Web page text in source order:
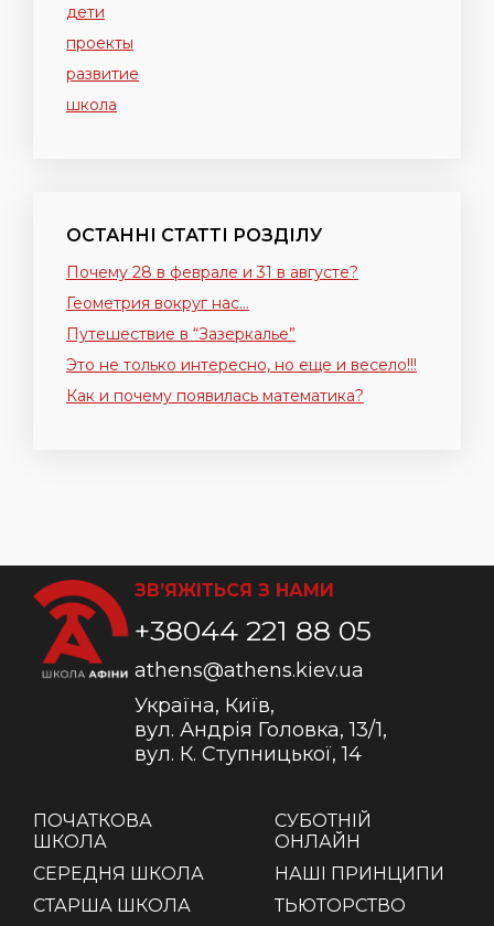
дети
проекты
развитие
школа
ОСТАННІ СТАТТІ РОЗДІЛУ
Почему 28 в феврале и 31 в августе?
Геометрия вокруг нас…
Путешествие в “Зазеркалье”
Это не только интересно, но еще и весело!!!
Как и почему появилась математика?
ПОЧАТКОВА
ШКОЛА
СЕРЕДНЯ ШКОЛА
СТАРША ШКОЛА
СУБОТНІЙ
ОНЛАЙН
НАШІ ПРИНЦИПИ
ТЬЮТОРСТВО
ЗВ’ЯЖІТЬСЯ З НАМИ
+38044 221 88 05
athens@athens.kiev.ua
Україна, Київ,
вул. Андрія Головка, 13/1,
вул. К. Ступницької, 14